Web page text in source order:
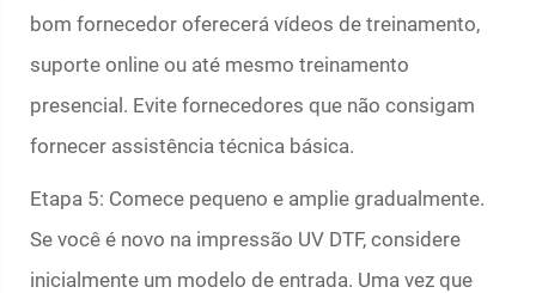
bom fornecedor oferecerá vídeos de treinamento,
suporte online ou até mesmo treinamento
presencial. Evite fornecedores que não consigam
fornecer assistência técnica básica.
Etapa 5: Comece pequeno e amplie gradualmente.
Se você é novo na impressão UV DTF, considere
inicialmente um modelo de entrada. Uma vez que